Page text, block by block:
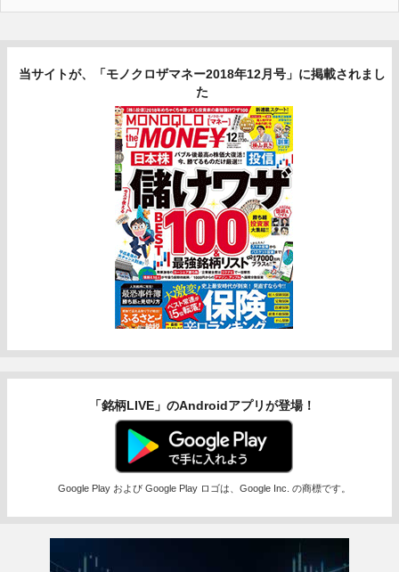
当サイトが、「モノクロザマネー2018年12月号」に掲載されまし
た
「銘柄LIVE」のAndroidアプリが登場！
Google Play および Google Play ロゴは、Google Inc. の商標です。